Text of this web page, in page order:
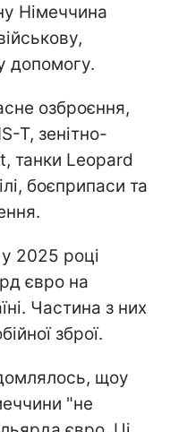
Німеччина
допомогу.
озброєння,
T, зенітно-
танки Leopard
боєприпаси та
2025 році
євро на
Частина з них
зброї.
щоу
"не